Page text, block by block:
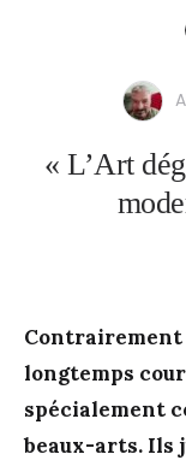
« L’Art
Contrairement
longtemps
spécialement
beaux-arts. Ils